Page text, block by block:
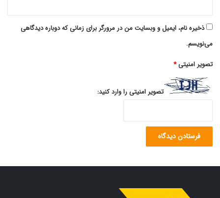
ذخیره نام، ایمیل و وبسایت من در مرورگر برای زمانی که دوباره دیدگاهی
می‌نویسم.
تصویر امنیتی*
تصویر امنیتی را وارد کنید: